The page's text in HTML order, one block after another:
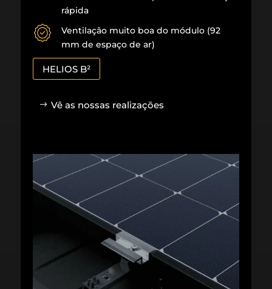
rápida
Ventilação muito boa do módulo (92
mm de espaço de ar)
HELIOS B²
Vê as nossas realizações